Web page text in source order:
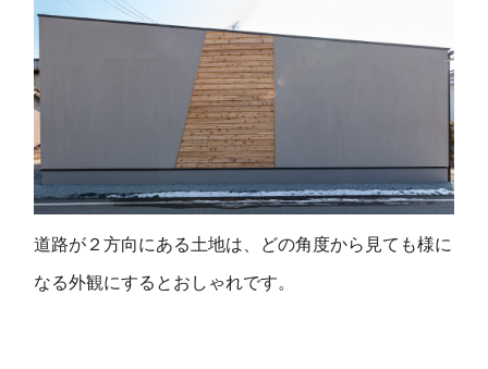
道路が２方向にある土地は、どの角度から見ても様に
なる外観にするとおしゃれです。